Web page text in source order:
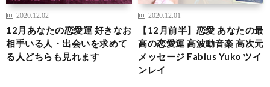
2020.12.02
12月あなたの恋愛運 好きなお
相手いる人・出会いを求めて
る人どちらも見れます
2020.12.01
【12月前半】恋愛 あなたの最
高の恋愛運 高波動音楽 高次元
メッセージ Fabius Yuko ツイ
ンレイ